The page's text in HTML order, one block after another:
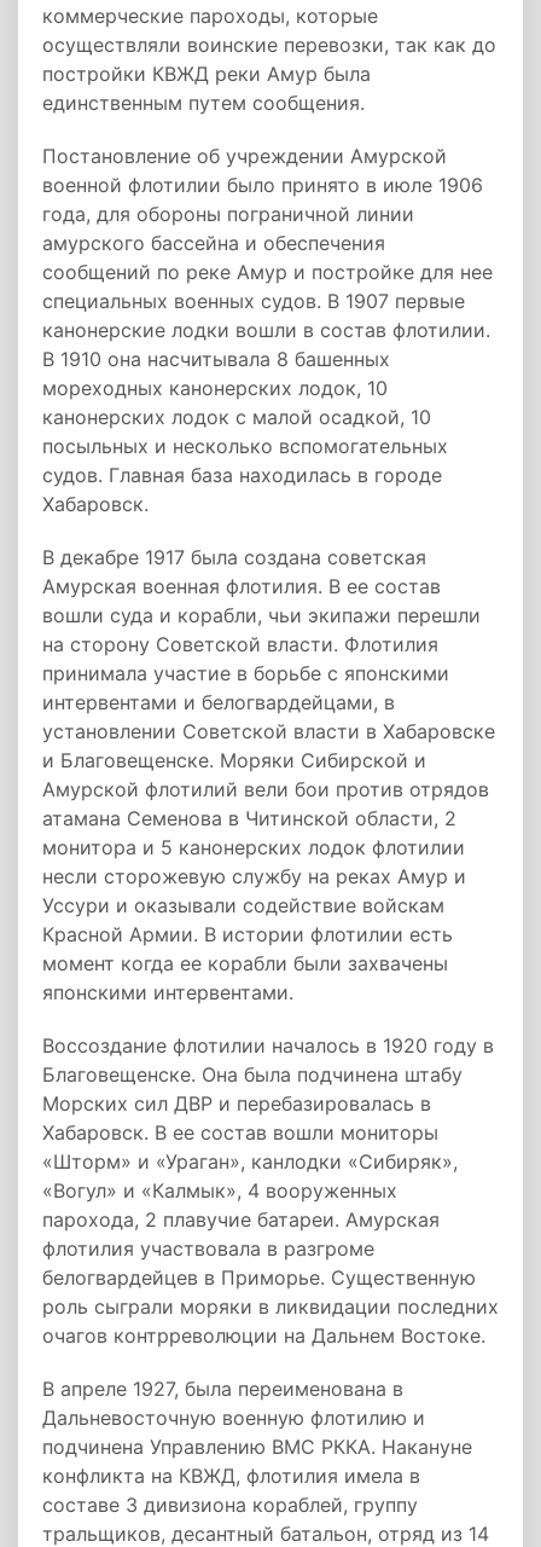
коммерческие пароходы, которые
осуществляли воинские перевозки, так как до
постройки КВЖД реки Амур была
единственным путем сообщения.
Постановление об учреждении Амурской
военной флотилии было принято в июле 1906
года, для обороны пограничной линии
амурского бассейна и обеспечения
сообщений по реке Амур и постройке для нее
специальных военных судов. В 1907 первые
канонерские лодки вошли в состав флотилии.
В 1910 она насчитывала 8 башенных
мореходных канонерских лодок, 10
канонерских лодок с малой осадкой, 10
посыльных и несколько вспомогательных
судов. Главная база находилась в городе
Хабаровск.
В декабре 1917 была создана советская
Амурская военная флотилия. В ее состав
вошли суда и корабли, чьи экипажи перешли
на сторону Советской власти. Флотилия
принимала участие в борьбе с японскими
интервентами и белогвардейцами, в
установлении Советской власти в Хабаровске
и Благовещенске. Моряки Сибирской и
Амурской флотилий вели бои против отрядов
атамана Семенова в Читинской области, 2
монитора и 5 канонерских лодок флотилии
несли сторожевую службу на реках Амур и
Уссури и оказывали содействие войскам
Красной Армии. В истории флотилии есть
момент когда ее корабли были захвачены
японскими интервентами.
Воссоздание флотилии началось в 1920 году в
Благовещенске. Она была подчинена штабу
Морских сил ДВР и перебазировалась в
Хабаровск. В ее состав вошли мониторы
«Шторм» и «Ураган», канлодки «Сибиряк»,
«Вогул» и «Калмык», 4 вооруженных
парохода, 2 плавучие батареи. Амурская
флотилия участвовала в разгроме
белогвардейцев в Приморье. Существенную
роль сыграли моряки в ликвидации последних
очагов контрреволюции на Дальнем Востоке.
В апреле 1927, была переименована в
Дальневосточную военную флотилию и
подчинена Управлению ВМС РККА. Накануне
конфликта на КВЖД, флотилия имела в
составе 3 дивизиона кораблей, группу
тральщиков, десантный батальон, отряд из 14